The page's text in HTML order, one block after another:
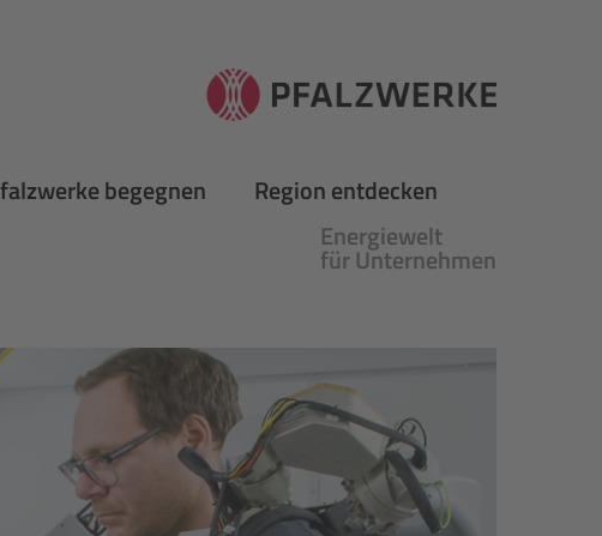
begegnen
Region entdecken
Energiewelt
für Unternehmen